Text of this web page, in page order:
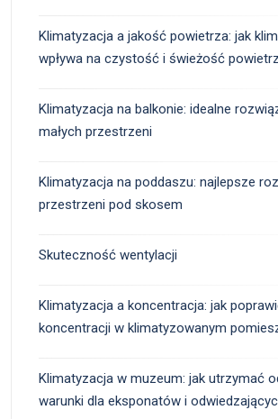
Klimatyzacja a jakość powietrza: jak
wpływa na czystość i świeżość
Klimatyzacja na balkonie: idealne
małych przestrzeni
Klimatyzacja na poddaszu: najlepsze
przestrzeni pod skosem
Skuteczność wentylacji
Klimatyzacja a koncentracja: jak
koncentracji w klimatyzowanym
Klimatyzacja w muzeum: jak utrzymać
warunki dla eksponatów i